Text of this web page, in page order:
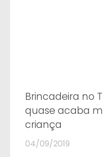
gostou? partilhe.
Brincadeira no
quase acaba
criança
04/09/2019